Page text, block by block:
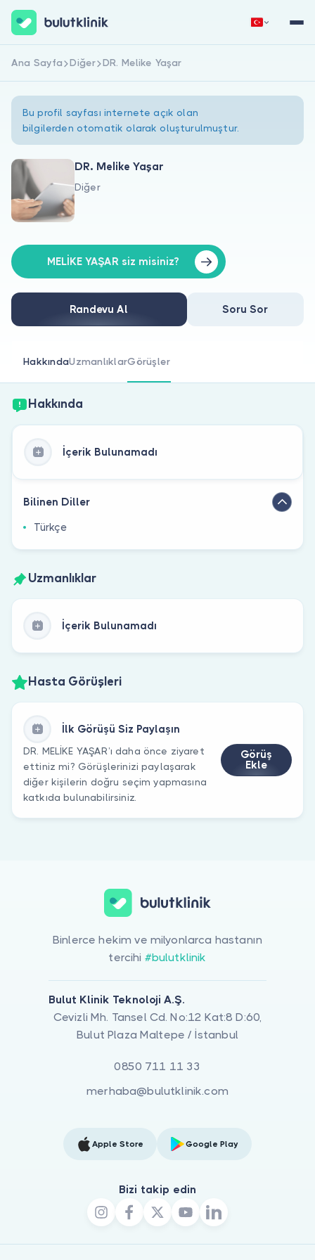
Hakkımızda
Doktorlar için
Doktor musunuz?
Hemen Kaydol
Ana Sayfa Diğer DR. Melike Yaşar
Bu profil sayfası internete açık olan
bilgilerden otomatik olarak oluşturulmuştur.
DR. Melike Yaşar
Diğer
MELİKE YAŞAR siz misiniz?
Randevu Al Soru Sor
HakkındaUzmanlıklarGörüşler
Hakkında
İçerik Bulunamadı
Bilinen Diller
Türkçe
Uzmanlıklar
İçerik Bulunamadı
Hasta Görüşleri
İlk Görüşü Siz Paylaşın
DR. MELİKE YAŞAR’ı daha önce ziyaret
ettiniz mi? Görüşlerinizi paylaşarak
diğer kişilerin doğru seçim yapmasına
katkıda bulunabilirsiniz.
Görüş
Ekle
Binlerce hekim ve milyonlarca hastanın
tercihi #bulutklinik
Bulut Klinik Teknoloji A.Ş.
Cevizli Mh. Tansel Cd. No:12 Kat:8 D:60,
Bulut Plaza Maltepe / İstanbul
0850 711 11 33
merhaba@bulutklinik.com
Apple Store Google Play
Bizi takip edin